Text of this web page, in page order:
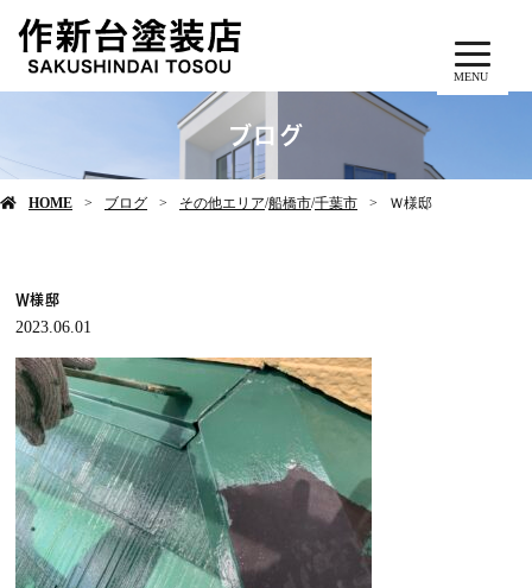
MENU
ブログ
HOME ブログ その他エリア/船橋市/千葉市 Ｗ様邸
Ｗ様邸
2023.06.01